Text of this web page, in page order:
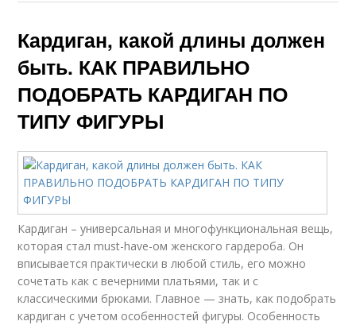
Кардиган, какой длины должен
быть. КАК ПРАВИЛЬНО
ПОДОБРАТЬ КАРДИГАН ПО
ТИПУ ФИГУРЫ
Кардиган – универсальная и многофункциональная вещь,
которая стал must-have-ом женского гардероба. Он
вписывается практически в любой стиль, его можно
сочетать как с вечерними платьями, так и с
классическими брюками. Главное — знать, как подобрать
кардиган с учетом особенностей фигуры. Особенность